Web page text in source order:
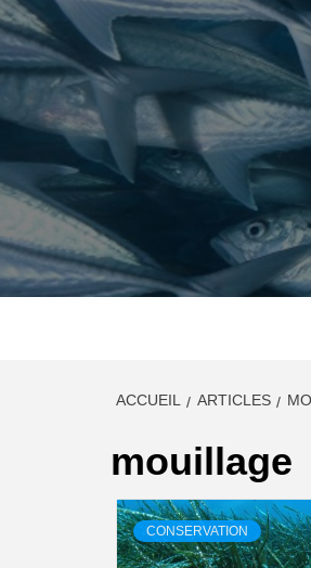
Aller
au
contenu
ACCUEIL ARTICLES
mouillage
CONSERVATION